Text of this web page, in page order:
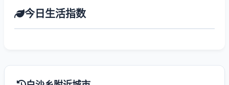
今日生活指数